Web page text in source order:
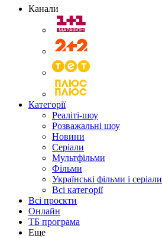
Канали
Категорії
Реаліті-шоу
Розважальні шоу
Новини
Серіали
Мультфільми
Фільми
Українські фільми і серіали
Всі категорії
Всі проєкти
Онлайн
ТБ програма
Еще